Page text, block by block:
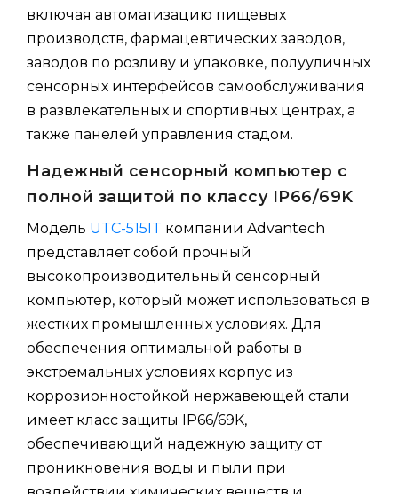
включая автоматизацию пищевых
производств, фармацевтических заводов,
заводов по розливу и упаковке, полууличных
сенсорных интерфейсов самообслуживания
в развлекательных и спортивных центрах, а
также панелей управления стадом.
Надежный сенсорный компьютер с
полной защитой по классу IP66/69K
Модель UTC-515IT компании Advantech
представляет собой прочный
высокопроизводительный сенсорный
компьютер, который может использоваться в
жестких промышленных условиях. Для
обеспечения оптимальной работы в
экстремальных условиях корпус из
коррозионностойкой нержавеющей стали
имеет класс защиты IP66/69K,
обеспечивающий надежную защиту от
проникновения воды и пыли при